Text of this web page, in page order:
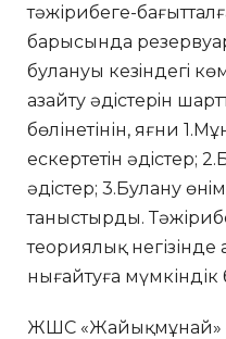
тәжірибеге-
барысында
булануы кезiндегi
азайту әдiстерiн
бөлінетінін, яғни
ескертетiн әдiстер;
әдiстер; 3.Булану
таныстырды.
теориялық негізінде
нығайтуға мүмкіндік
ЖШС «Жайықмұнай»